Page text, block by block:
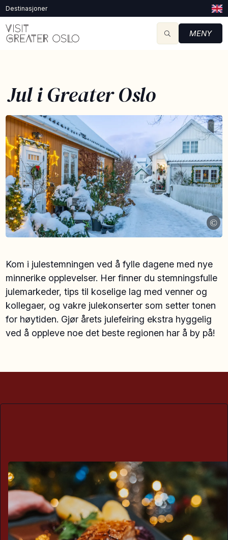
Destinasjoner
MENY
Jul i Greater Oslo
©
Kom i julestemningen ved å fylle dagene med nye
minnerike opplevelser. Her finner du stemningsfulle
julemarkeder, tips til koselige lag med venner og
kollegaer, og vakre julekonserter som setter tonen
for høytiden. Gjør årets julefeiring ekstra hyggelig
ved å oppleve noe det beste regionen har å by på!